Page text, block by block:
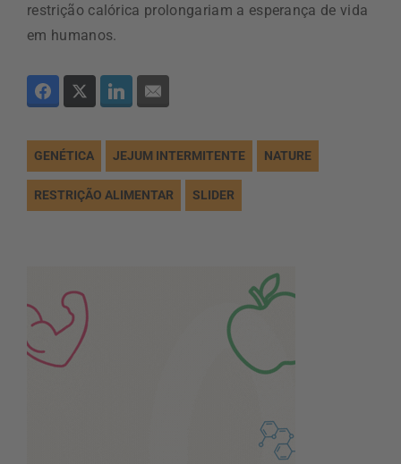
restrição calórica prolongariam a esperança de vida
em humanos.
GENÉTICA JEJUM INTERMITENTE NATURE
RESTRIÇÃO ALIMENTAR SLIDER